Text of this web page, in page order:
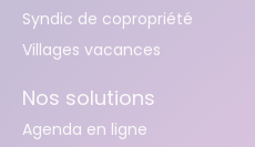
Syndic de copropriété
Villages vacances
Nos solutions
Agenda en ligne